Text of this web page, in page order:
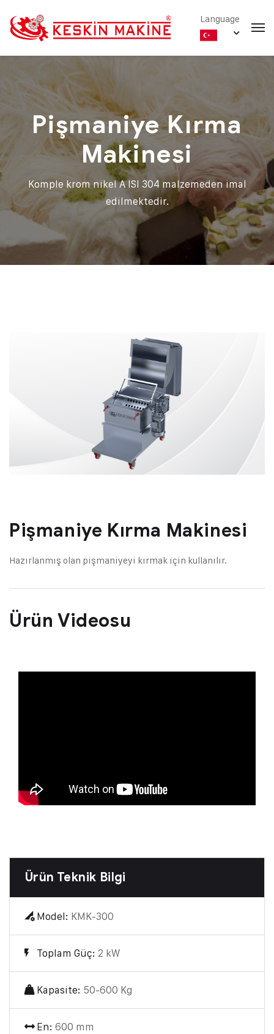
Language
Pişmaniye Kırma
Makinesi
Komple krom nikel A ISI 304 malzemeden imal
edilmektedir.
Ürün Teknik Bilgi
Model: KMK-300
Toplam Güç: 2 kW
Kapasite: 50-600 Kg
En: 600 mm
Pişmaniye Kırma Makinesi
Hazırlanmış olan pişmaniyeyi kırmak için kullanılır.
Ürün Videosu